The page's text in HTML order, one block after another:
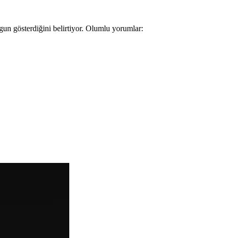
gösterdiğini belirtiyor. Olumlu yorumlar: